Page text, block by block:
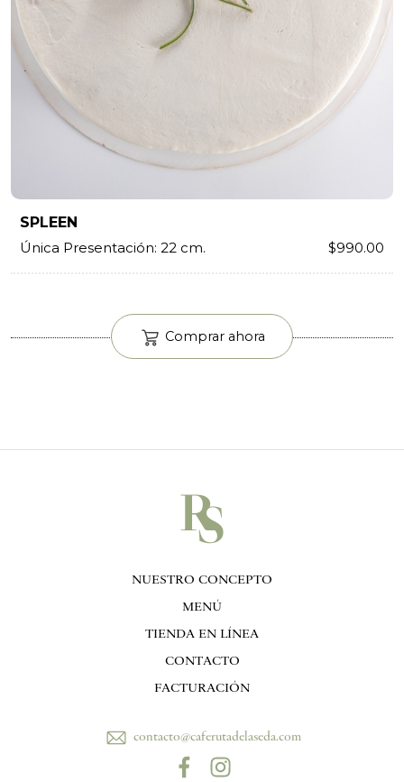
SPLEEN
Única Presentación: 22 cm.
$990.00
Comprar ahora
NUESTRO CONCEPTO
MENÚ
TIENDA EN LÍNEA
CONTACTO
FACTURACIÓN
contacto@caferutadelaseda.com